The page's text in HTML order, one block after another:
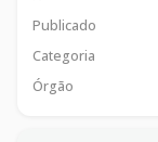
Publicado
Categoria
Órgão